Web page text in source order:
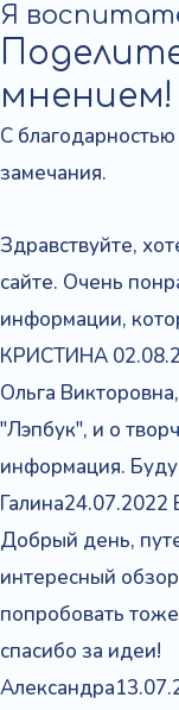
Я
мнением!
С
замечания.
Здравствуйте,
сайте. Очень
информации,
КРИСТИНА
Ольга
"Лэпбук", и о
информация. Буду
Галина24.07.2022
Добрый день,
интересный
попробовать
спасибо за идеи!
Александра